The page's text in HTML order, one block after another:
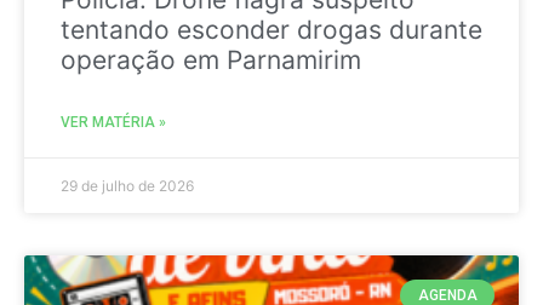
tentando esconder drogas durante
operação em Parnamirim
VER MATÉRIA »
29 de julho de 2026
AGENDA